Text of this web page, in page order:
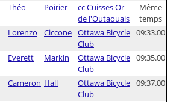
Théo Poirier
cc Cuisses Or
de l'Outaouais
Même
temps
Lorenzo Ciccone Ottawa Bicycle
Club
09:33.00
Everett Markin
Ottawa Bicycle
Club
09:35.00
Cameron Hall
Ottawa Bicycle
Club
09:37.00